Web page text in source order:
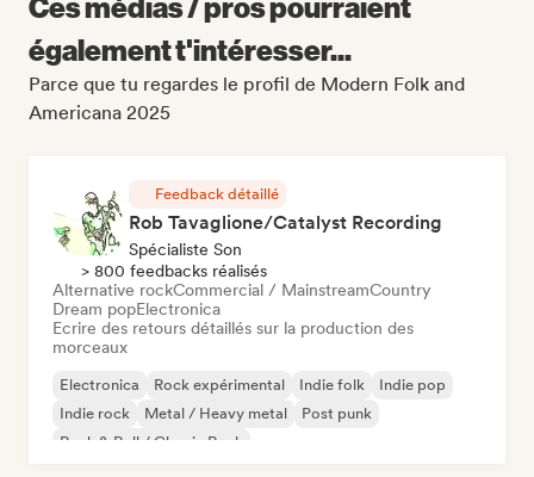
également t'intéresser...
Parce que tu regardes le profil de Modern Folk and
Americana 2025
Feedback détaillé
Rob Tavaglione/Catalyst Recording
Spécialiste Son
> 800 feedbacks réalisés
Alternative rockCommercial / MainstreamCountry
Dream popElectronica
Ecrire des retours détaillés sur la production des
morceaux
Electronica Rock expérimental Indie folk
Indie pop
Indie rock
Metal / Heavy metal
Post punk
Rock & Roll / Classic Rock